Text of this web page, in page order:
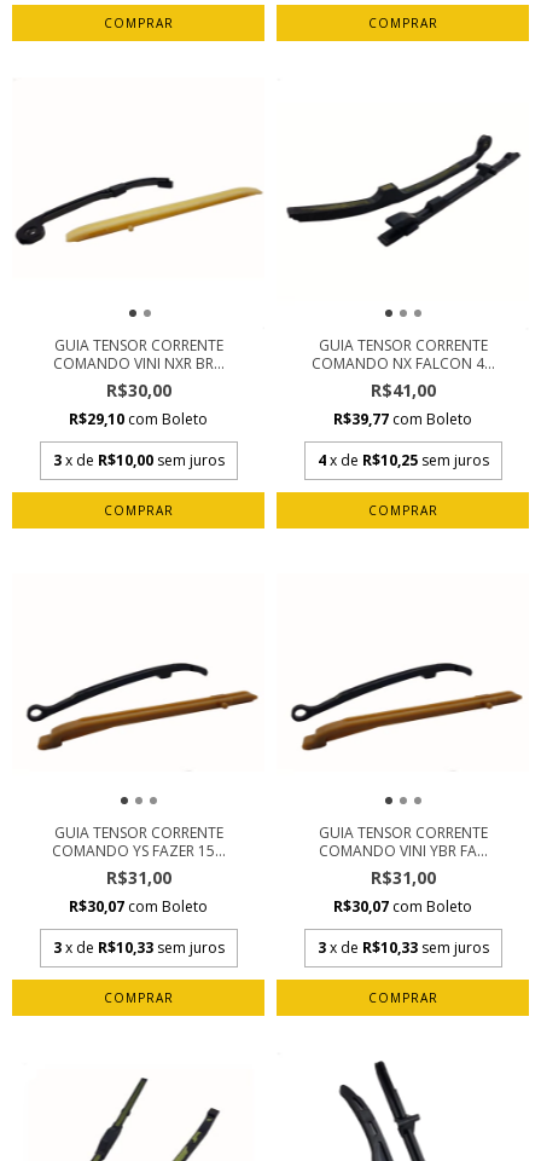
GUIA TENSOR CORRENTE
COMANDO VINI NXR BR...
R$30,00
R$29,10 com Boleto
3 x de R$10,00 sem juros
GUIA TENSOR CORRENTE
COMANDO NX FALCON 4...
R$41,00
R$39,77 com Boleto
4 x de R$10,25 sem juros
GUIA TENSOR CORRENTE
COMANDO YS FAZER 15...
R$31,00
R$30,07 com Boleto
3 x de R$10,33 sem juros
GUIA TENSOR CORRENTE
COMANDO VINI YBR FA...
R$31,00
R$30,07 com Boleto
3 x de R$10,33 sem juros